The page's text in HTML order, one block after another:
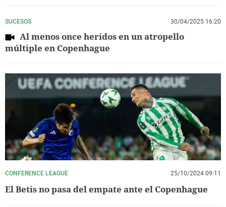
SUCESOS 30/04/2025 16:20
Al menos once heridos en un atropello
múltiple en Copenhague
CONFERENCE LEAGUE 25/10/2024 09:11
El Betis no pasa del empate ante el Copenhague